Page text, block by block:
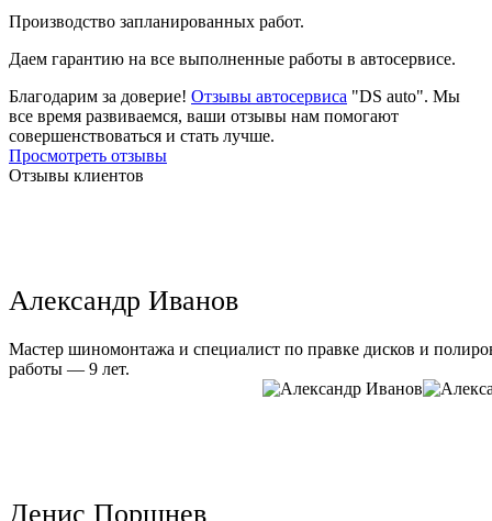
Производство запланированных работ.
Даем гарантию на все выполненные работы в автосервисе.
Благодарим за доверие! Отзывы автосервиса "DS auto". Мы
все время развиваемся, ваши отзывы нам помогают
совершенствоваться и стать лучше.
Просмотреть отзывы
Отзывы клиентов
Александр Иванов
Мастер шиномонтажа и специалист по правке дисков и
работы — 9 лет.
Денис Поршнев